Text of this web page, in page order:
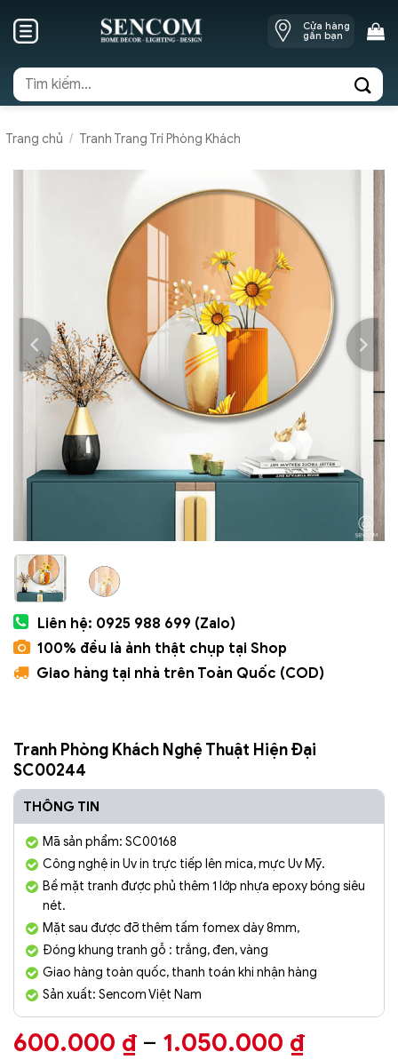
Cửa hàng
gần bạn
Tìm
kiếm:
Trang chủ / Tranh Trang Trí Phòng Khách
Liên hệ: 0925 988 699 (Zalo)
100% đều là ảnh thật chụp tại Shop
Giao hàng tại nhà trên Toàn Quốc (COD)
Tranh Phòng Khách Nghệ Thuật Hiện Đại
SC00244
THÔNG TIN
Mã sản phẩm: SC00168
Công nghệ in Uv in trực tiếp lên mica, mực Uv Mỹ.
Bề mặt tranh được phủ thêm 1 lớp nhựa epoxy bóng siêu
nét.
Mặt sau được đỡ thêm tấm fomex dày 8mm,
Đóng khung tranh gỗ : trắng, đen, vàng
Giao hàng toàn quốc, thanh toán khi nhận hàng
Sản xuất: Sencom Việt Nam
600.000 ₫ – 1.050.000 ₫Khoảng